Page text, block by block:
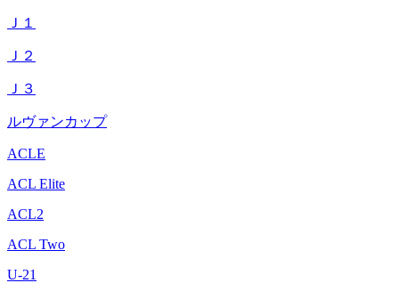
Ｊ１
Ｊ２
Ｊ３
ルヴァンカップ
ACLE
ACL Elite
ACL2
ACL Two
U-21